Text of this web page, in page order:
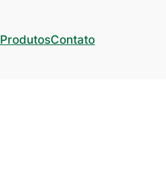
ProdutosContato